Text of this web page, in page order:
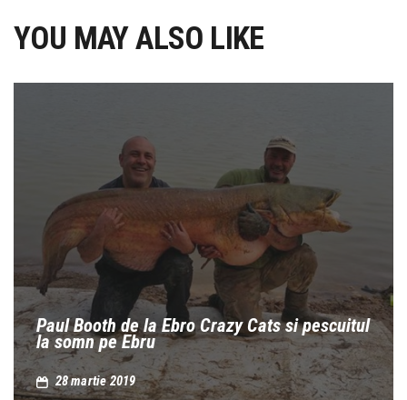
YOU MAY ALSO LIKE
Paul Booth de la Ebro Crazy Cats si pescuitul
la somn pe Ebru
28 martie 2019